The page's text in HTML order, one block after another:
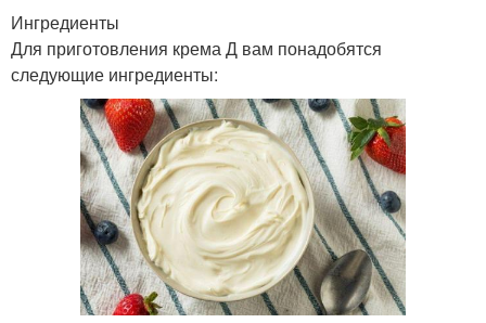
Ингредиенты
Для приготовления крема Д вам понадобятся
следующие ингредиенты: